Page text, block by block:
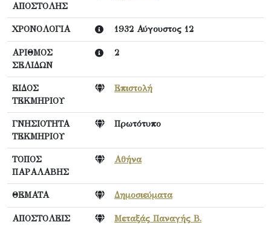
ΑΠΟΣΤΟΛΗΣ
ΧΡΟΝΟΛΟΓΙΑ 1932 Αύγουστος 12
ΑΡΙΘΜΟΣ
ΣΕΛΙΔΩΝ
2
ΕΙΔΟΣ
ΤΕΚΜΗΡΙΟΥ
Επιστολή
ΓΝΗΣΙΟΤΗΤΑ
ΤΕΚΜΗΡΙΟΥ
Πρωτότυπο
ΤΟΠΟΣ
ΠΑΡΑΛΑΒΗΣ
Αθήνα
ΘΕΜΑΤΑ Δημοσιεύματα
ΑΠΟΣΤΟΛΕΙΣ
Μεταξάς Παναγής Β.